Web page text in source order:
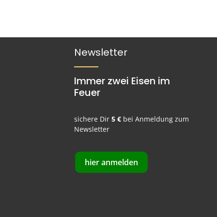
Newsletter
Immer zwei Eisen im
Feuer
sichere Dir5 € bei Anmeldung zum
Newsletter
hier anmelden